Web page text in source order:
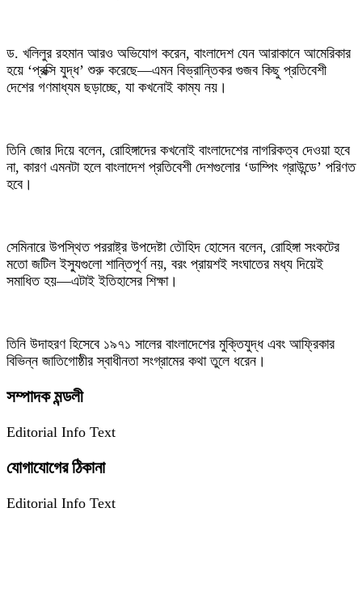
ড. খলিলুর রহমান আরও অভিযোগ করেন, বাংলাদেশ যেন আরাকানে আমেরিকার
হয়ে ‘প্রক্সি যুদ্ধ’ শুরু করেছে—এমন বিভ্রান্তিকর গুজব কিছু প্রতিবেশী
দেশের গণমাধ্যম ছড়াচ্ছে, যা কখনোই কাম্য নয়।
তিনি জোর দিয়ে বলেন, রোহিঙ্গাদের কখনোই বাংলাদেশের নাগরিকত্ব দেওয়া হবে
না, কারণ এমনটা হলে বাংলাদেশ প্রতিবেশী দেশগুলোর ‘ডাম্পিং গ্রাউন্ডে’ পরিণত
হবে।
সেমিনারে উপস্থিত পররাষ্ট্র উপদেষ্টা তৌহিদ হোসেন বলেন, রোহিঙ্গা সংকটের
মতো জটিল ইস্যুগুলো শান্তিপূর্ণ নয়, বরং প্রায়শই সংঘাতের মধ্য দিয়েই
সমাধিত হয়—এটাই ইতিহাসের শিক্ষা।
তিনি উদাহরণ হিসেবে ১৯৭১ সালের বাংলাদেশের মুক্তিযুদ্ধ এবং আফ্রিকার
বিভিন্ন জাতিগোষ্ঠীর স্বাধীনতা সংগ্রামের কথা তুলে ধরেন।
সম্পাদক মন্ডলী
Editorial Info Text
যোগাযোগের ঠিকানা
Editorial Info Text